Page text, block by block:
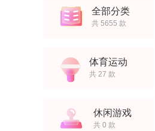
全部分类
共 5655 款
体育运动
共 27 款
休闲游戏
共 0 款